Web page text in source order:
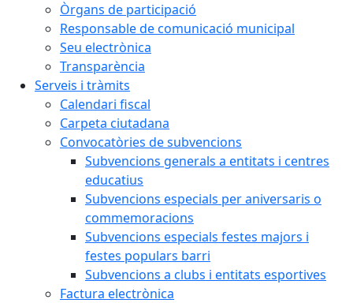
Òrgans de participació
Responsable de comunicació municipal
Seu electrònica
Transparència
Serveis i tràmits
Calendari fiscal
Carpeta ciutadana
Convocatòries de subvencions
Subvencions generals a entitats i centres
educatius
Subvencions especials per aniversaris o
commemoracions
Subvencions especials festes majors i
festes populars barri
Subvencions a clubs i entitats esportives
Factura electrònica